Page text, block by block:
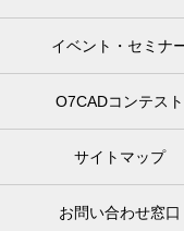
イベント・セミナ
O7CADコンテスト
サイトマップ
お問い合わせ窓口